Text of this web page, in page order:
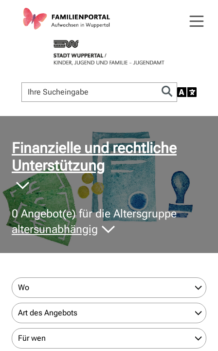
Finanzielle und rechtliche
Unterstützung
0Angebot(e) für die Altersgruppe
altersunabhängig
Wo
Art des Angebots
Für wen